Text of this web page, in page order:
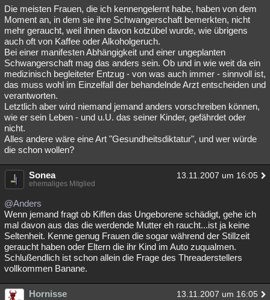
Besucht Teilgenommen Alle Neue Geschlossen
Lesenswert Schlüsselwörter
Die meisten Frauen, die ich kennengelernt habe, haben von dem
Moment an, in dem sie ihre Schwangerschaft bemerkten, nicht
mehr geraucht, weil ihnen davon kotzübel wurde, wie übrigens
auch oft von Kaffee oder Alkoholgeruch.
Bei einer manifesten Abhängigkeit und einer ungeplanten
Schwangerschaft mag das anders sein. Ob und in wie weit da ein
medizinisch begleiteter Entzug - von was auch immer - sinnvoll ist,
das muss wohl im Einzelfall der behandelnde Arzt entscheiden und
verantworten.
Letztlich aber wird niemand jemand anders vorschreiben können,
wie er sein Leben - und u.U. das seiner Kinder, gefährdet oder
nicht.
Alles andere wäre eine Art "Gesundheitsdiktatur", und wer würde
die schon wollen?
Sonea 13.11.2007 um 16:05
ehemaliges Mitglied
@Anders
Wenn jemand fragt ob Kiffen das Ungeborene schädigt, gehe ich
mal davon aus das die werdende Mutter eh raucht...ist ja keine
Seltenheit. Kenne genug Frauen die sogar während der Stillzeit
geraucht haben oder Eltern die ihr Kind im Auto zuqualmen.
Schlußendlich ist schon allein die Frage des Threaderstellers
vollkommen Banane.
Hornisse 13.11.2007 um 16:05